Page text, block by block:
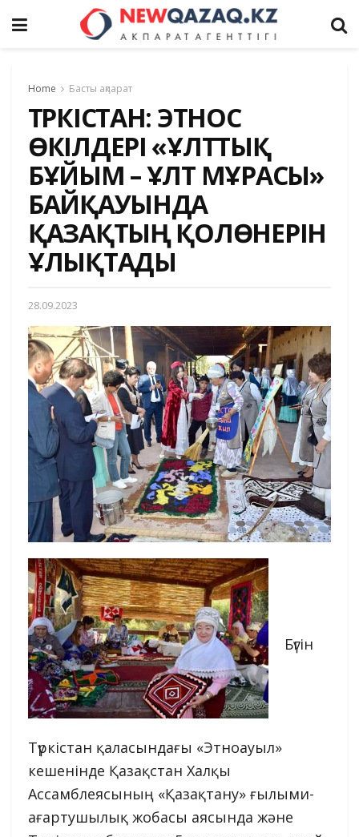
Home Басты ақпарат
ТҮРКІСТАН: ЭТНОС
ӨКІЛДЕРІ «ҰЛТТЫҚ
БҰЙЫМ – ҰЛТ МҰРАСЫ»
БАЙҚАУЫНДА
ҚАЗАҚТЫҢ ҚОЛӨНЕРІН
ҰЛЫҚТАДЫ
28.09.2023
Бүгін
Түркістан қаласындағы «Этноауыл»
кешенінде Қазақстан Халқы
Ассамблеясының «Қазақтану» ғылыми-
ағартушылық жобасы аясында және